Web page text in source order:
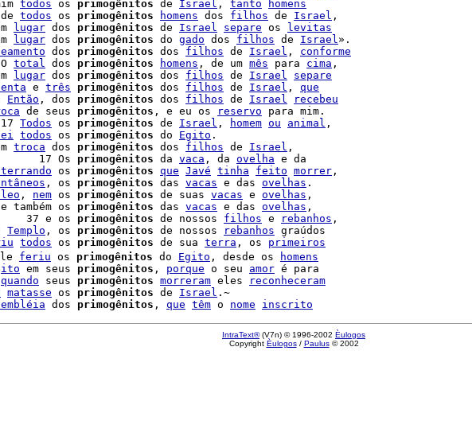
todos os primogênitos de Israel , tanto
homens
de todos os primogênitos homens dos filhos de Israel ,
lugar dos primogênitos de Israel separe os
levitas
lugar dos primogênitos do gado dos filhos de Israel».
dos primogênitos dos filhos de Israel , conforme
total dos primogênitos homens , de um mês para cima
lugar dos primogênitos dos filhos de Israel
separe
e três primogênitos dos filhos de Israel , que
Então , dos primogênitos dos filhos de Israel
recebeu
de seus primogênitos , e eu os reservo para mim.
Todos os primogênitos de Israel , homem ou animal ,
todos os primogênitos do Egito .
troca dos primogênitos dos filhos de Israel ,
17 Os primogênitos da vaca , da ovelha e da
os primogênitos que Javé tinha feito morrer ,
, os primogênitos das vacas e das ovelhas
, nem os primogênitos de suas vacas e ovelhas ,
também os primogênitos das vacas e das ovelhas ,
37 e os primogênitos de nossos filhos e rebanhos ,
Templo , os primogênitos de nossos rebanhos graúdos
todos os primogênitos de sua terra , os primeiros
feriu os primogênitos do Egito , desde os
homens
em seus primogênitos , porque o seu amor é para
quando seus primogênitos morreram eles
reconheceram
matasse os primogênitos de Israel .~
dos primogênitos , que têm o nome inscrito
IntraText®(V7n) © 1996-2002 Èulogos
Copyright Èulogos/ Paulus© 2002